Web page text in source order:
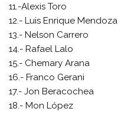
11.-Alexis Toro
12.- Luis Enrique Mendoza
13.- Nelson Carrero
14.- Rafael Lalo
15.- Chemary Arana
16.- Franco Gerani
17.- Jon Beracochea
18.- Mon López